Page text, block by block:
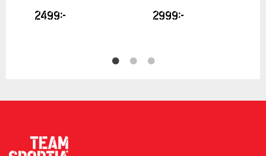
2499kr 2999kr